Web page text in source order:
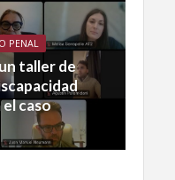
PENAL
taller de
caso